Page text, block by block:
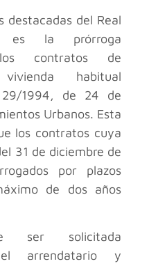
destacadas del Real
es la prórroga
contratos de
habitual
1994, de 24 de
Urbanos. Esta
los contratos cuya
31 de diciembre de
por plazos
de dos años
ser solicitada
arrendatario y